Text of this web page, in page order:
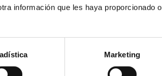
información que les haya proporcionado o
Marketing
o